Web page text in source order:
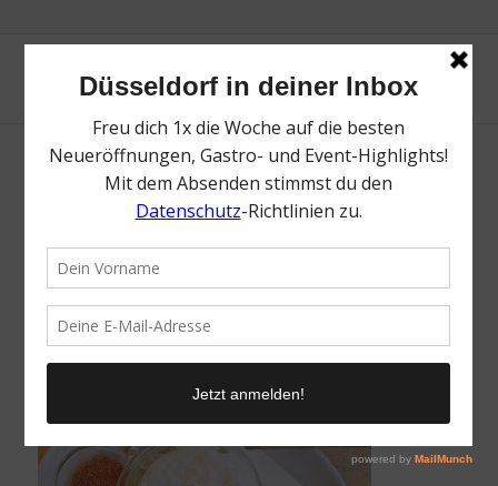
Oma Erika | Die Top 10 süßen Terrassen in